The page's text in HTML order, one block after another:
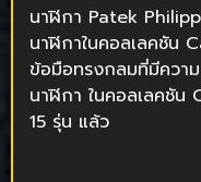
นาฬิกา Patek
นาฬิกาในคอลเลคชัน
ข้อมือทรงกลมที่มีความ
นาฬิกา ในคอลเลคชัน
15 รุ่น แล้ว